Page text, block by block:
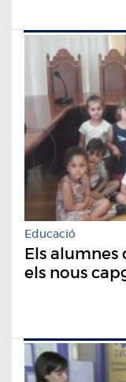
Educació
Els
els nous